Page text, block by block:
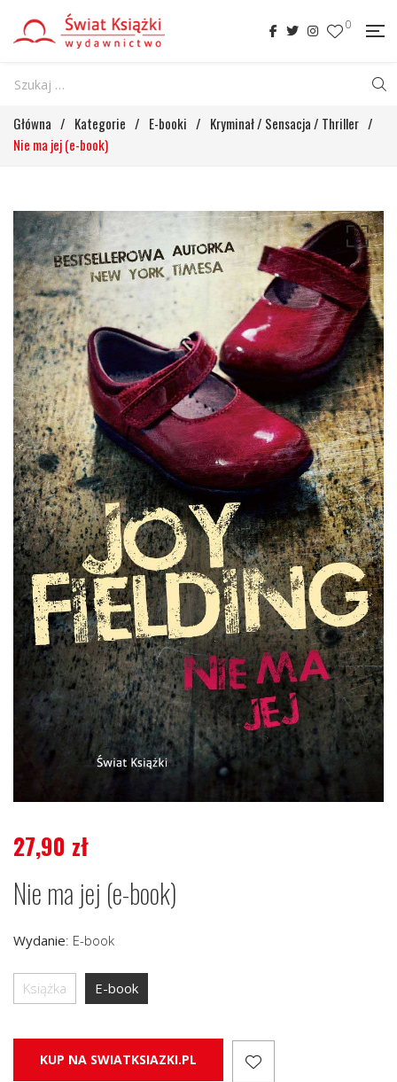
0
Główna / Kategorie / E-booki / Kryminał / Sensacja / Thriller /
Nie ma jej (e-book)
27,90 zł
Nie ma jej (e-book)
Wydanie: E-book
Książka E-book
KUP NA SWIATKSIAZKI.PL